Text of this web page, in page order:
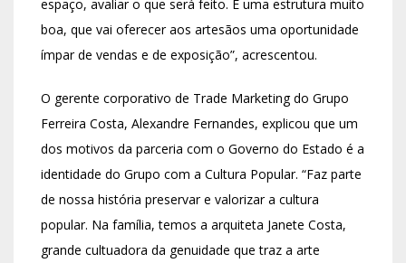
espaço, avaliar o que será feito. É uma estrutura muito
boa, que vai oferecer aos artesãos uma oportunidade
ímpar de vendas e de exposição”, acrescentou.
O gerente corporativo de Trade Marketing do Grupo
Ferreira Costa, Alexandre Fernandes, explicou que um
dos motivos da parceria com o Governo do Estado é a
identidade do Grupo com a Cultura Popular. “Faz parte
de nossa história preservar e valorizar a cultura
popular. Na família, temos a arquiteta Janete Costa,
grande cultuadora da genuidade que traz a arte